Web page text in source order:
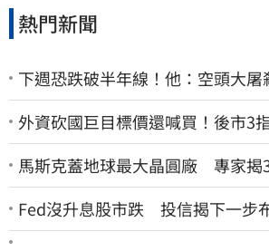
熱門新聞
下週恐跌破半年線！他：空頭大屠
外資砍國巨目標價還喊買！後市3
馬斯克蓋地球最大晶圓廠 專家揭
Fed沒升息股市跌 投信揭下一步